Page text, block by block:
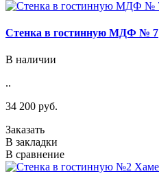
Стенка в гостинную МДФ № 7
В наличии
..
34 200 руб.
Заказать
В закладки
В сравнение